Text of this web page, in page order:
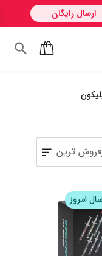
ترین
امروز